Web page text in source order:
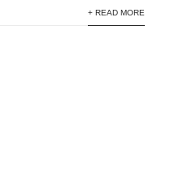
+ READ MORE